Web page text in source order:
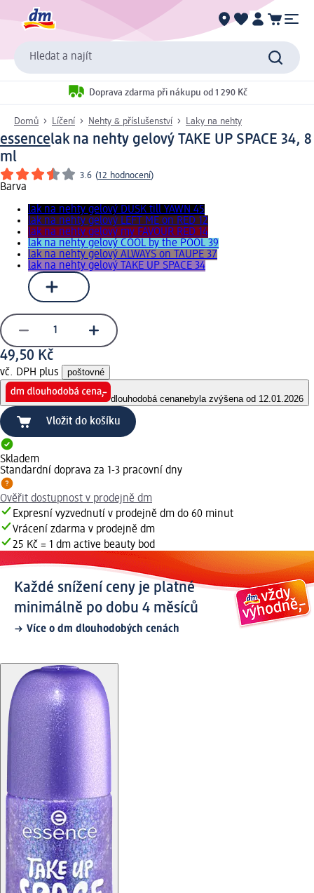
Hledat a najít
Doprava zdarma při nákupu od 1 290 Kč
Domů Líčení Nehty & příslušenství Laky na nehty
essencelak na nehty gelový TAKE UP SPACE 34, 8
ml
3.6 (12 hodnocení)
Barva
lak na nehty gelový DUSK till YAWN 45
lak na nehty gelový LEFT ME on RED 12
lak na nehty gelový my FAVOUR RED 14
lak na nehty gelový COOL by the POOL 39
lak na nehty gelový ALWAYS on TAUPE 37
lak na nehty gelový TAKE UP SPACE 34
49,50 Kč
vč. DPH plus poštovné
dlouhodobá cenanebyla zvýšena od 12.01.2026
Vložit do košíku
Skladem
Standardní doprava za 1-3 pracovní dny
Ověřit dostupnost v prodejně dm
Expresní vyzvednutí v prodejně dm do 60 minut
Vrácení zdarma v prodejně dm
25 Kč = 1 dm active beauty bod
Každé snížení ceny je platné
minimálně po dobu 4 měsíců
Více o dm dlouhodobých cenách